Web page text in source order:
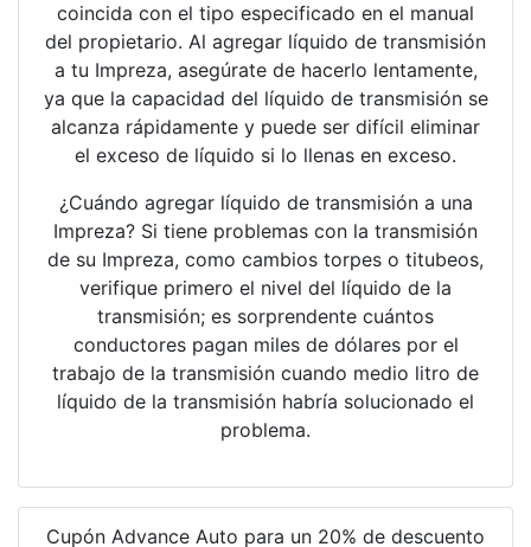
coincida con el tipo especificado en el manual
del propietario. Al agregar líquido de transmisión
a tu Impreza, asegúrate de hacerlo lentamente,
ya que la capacidad del líquido de transmisión se
alcanza rápidamente y puede ser difícil eliminar
el exceso de líquido si lo llenas en exceso.
¿Cuándo agregar líquido de transmisión a una
Impreza? Si tiene problemas con la transmisión
de su Impreza, como cambios torpes o titubeos,
verifique primero el nivel del líquido de la
transmisión; es sorprendente cuántos
conductores pagan miles de dólares por el
trabajo de la transmisión cuando medio litro de
líquido de la transmisión habría solucionado el
problema.
Cupón Advance Auto para un 20% de descuento